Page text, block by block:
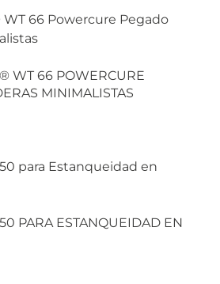
WT 66 POWERCURE
MINIMALISTAS
PARA ESTANQUEIDAD EN